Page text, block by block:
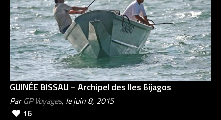
GUINÉE BISSAU – Archipel des Iles Bijagos
ParGP Voyages, le juin 8, 2015
16